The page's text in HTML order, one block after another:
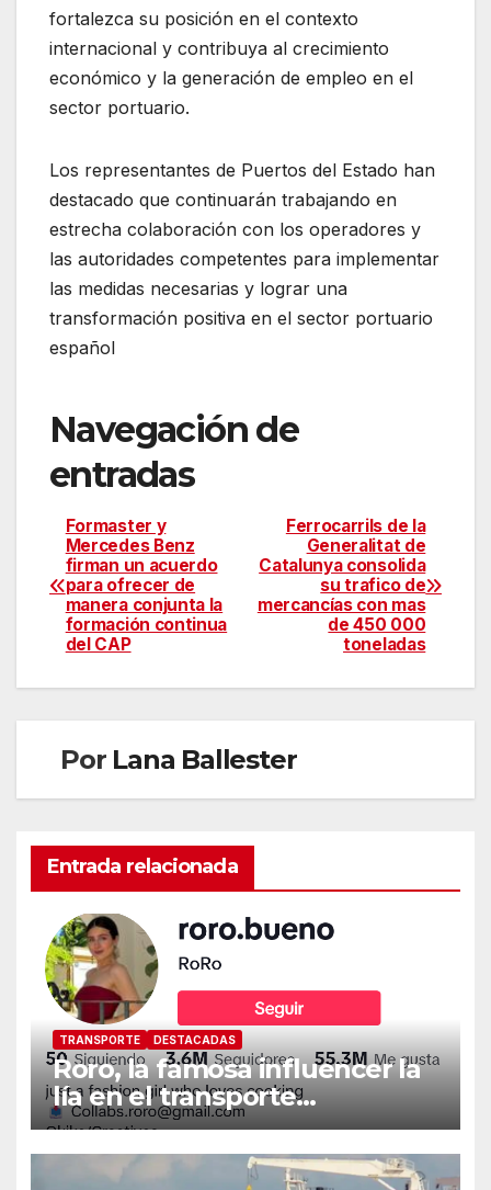
fortalezca su posición en el contexto
internacional y contribuya al crecimiento
económico y la generación de empleo en el
sector portuario.
Los representantes de Puertos del Estado han
destacado que continuarán trabajando en
estrecha colaboración con los operadores y
las autoridades competentes para implementar
las medidas necesarias y lograr una
transformación positiva en el sector portuario
español
Navegación de
entradas
Ferrocarrils de la
Generalitat de
Catalunya consolida
su trafico de
mercancías con mas
de 450 000
toneladas
Formaster y
Mercedes Benz
firman un acuerdo
para ofrecer de
manera conjunta la
formación continua
del CAP
Por Lana Ballester
Entrada relacionada
TRANSPORTE DESTACADAS
Roro, la famosa influencer la
lía en el transporte
internacional